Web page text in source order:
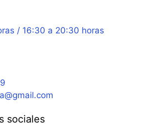
/ 16:30 a 20:30 horas
sociales